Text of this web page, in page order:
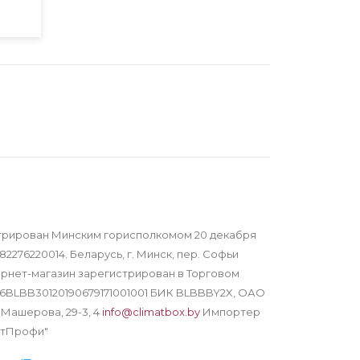
Минским горисполкомом 20 декабря
Беларусь, г. Минск, пер. Софьи
магазин зарегистрирован в Торговом
БИК BLBBBY2X, ОАО
Машерова, 29-3, 4 info@climatbox.by Импортер